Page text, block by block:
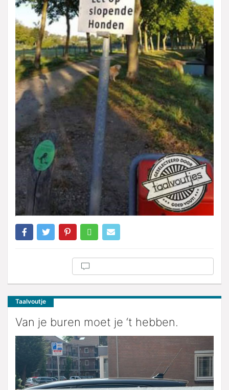
Taalvoutje
Van je buren moet je ‘t hebben.